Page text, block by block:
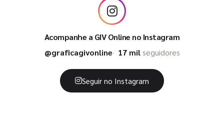
Acompanhe a GIV Online no Instagram
@graficagivonline
17 milseguidores
Seguir no Instagram